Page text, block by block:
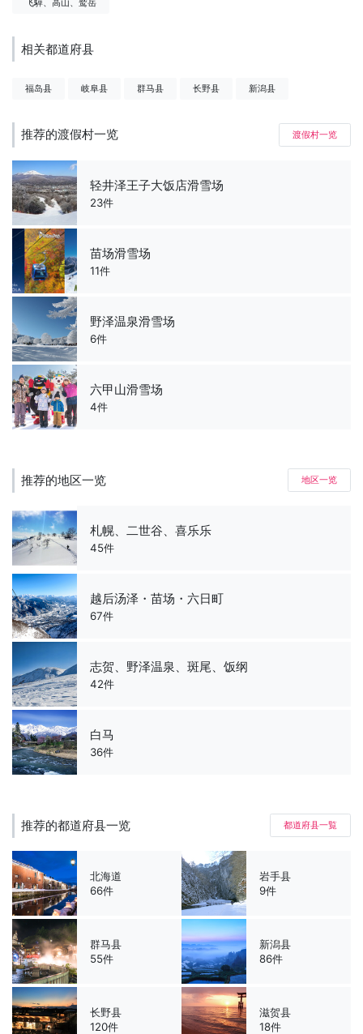
飞驒、高山、鹫岳
相关都道府县
福岛县 岐阜县 群马县 长野县 新潟县
推荐的渡假村一览 渡假村一览
轻井泽王子大饭店滑雪场
23件
苗场滑雪场
11件
野泽温泉滑雪场
6件
六甲山滑雪场
4件
推荐的地区一览 地区一览
札幌、二世谷、喜乐乐
45件
越后汤泽・苗场・六日町
67件
志贺、野泽温泉、斑尾、饭纲
42件
白马
36件
推荐的都道府县一览 都道府县一覧
北海道
66件
岩手县
9件
群马县
55件
新潟县
86件
长野县
120件
滋贺县
18件